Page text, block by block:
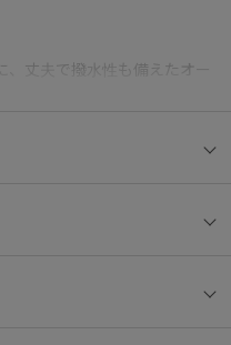
丈夫で撥水性も備えたオー
長年培われた技術で丁寧に織